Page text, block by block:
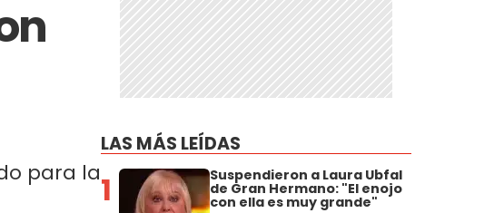
para la
LAS MÁS LEÍDAS
1 Suspendieron a Laura Ubfal
de Gran Hermano: "El enojo
con ella es muy grande"